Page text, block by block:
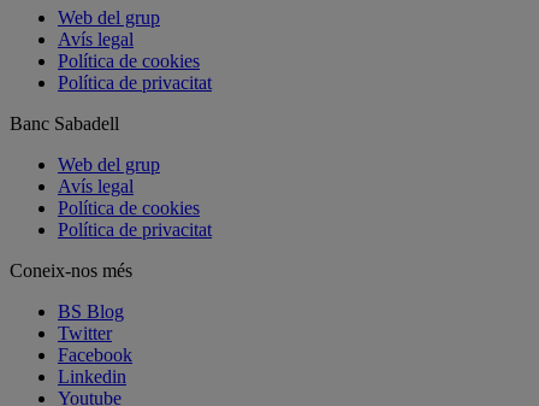
Web del grup
Avís legal
Política de cookies
Política de privacitat
Banc Sabadell
Web del grup
Avís legal
Política de cookies
Política de privacitat
Coneix-nos més
BS Blog
Twitter
Facebook
Linkedin
Youtube